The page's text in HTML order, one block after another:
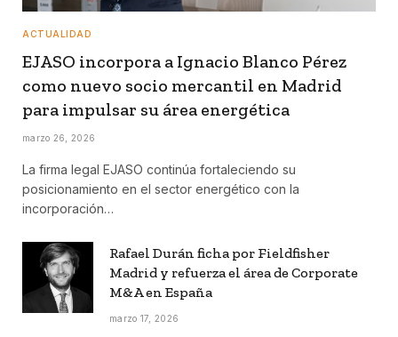
ACTUALIDAD
EJASO incorpora a Ignacio Blanco Pérez
como nuevo socio mercantil en Madrid
para impulsar su área energética
marzo 26, 2026
La firma legal EJASO continúa fortaleciendo su
posicionamiento en el sector energético con la
incorporación…
Rafael Durán ficha por Fieldfisher
Madrid y refuerza el área de Corporate
M&A en España
marzo 17, 2026